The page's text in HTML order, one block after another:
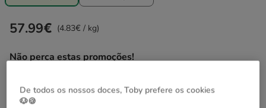
Não perca estas promoções!
59€, inserindo e validando o cupão FLASH8 ou 5€ de
Preço 57.99€, 4.83 EUR por kg
57.99€ (4.83€ / kg)
De todos os nossos doces, Toby prefere os cookies
🐶🍪